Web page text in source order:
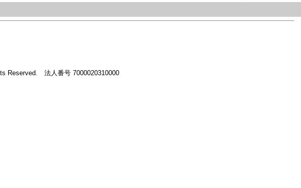
Reserved. 法人番号 7000020310000